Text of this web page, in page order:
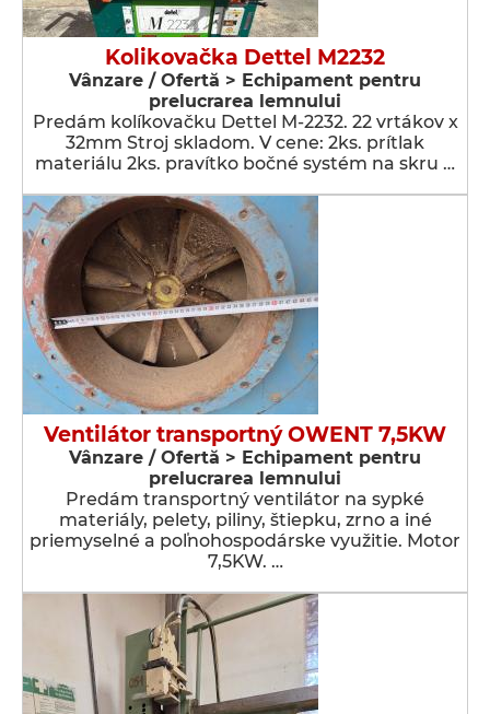
Kolikovačka Dettel M2232
Vânzare / Ofertă > Echipament pentru
prelucrarea lemnului
Predám kolíkovačku Dettel M-2232. 22 vrtákov x
32mm Stroj skladom. V cene: 2ks. prítlak
materiálu 2ks. pravítko bočné systém na skru …
Ventilátor transportný OWENT 7,5KW
Vânzare / Ofertă > Echipament pentru
prelucrarea lemnului
Predám transportný ventilátor na sypké
materiály, pelety, piliny, štiepku, zrno a iné
priemyselné a poľnohospodárske využitie. Motor
7,5KW. …